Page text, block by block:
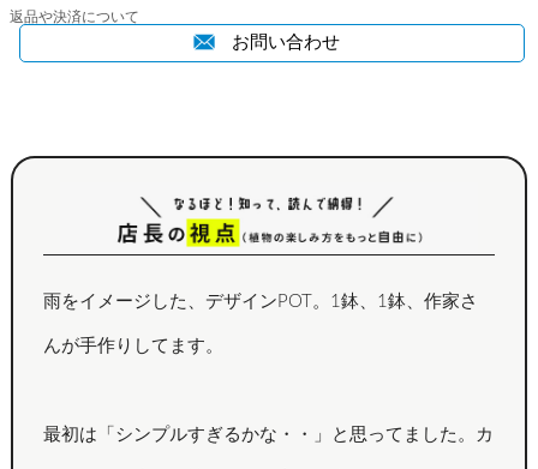
お問い合わせ
返品や決済について
雨をイメージした、デザインPOT。1鉢、1鉢、作家さ
んが手作りしてます。
最初は「シンプルすぎるかな・・」と思ってました。カ